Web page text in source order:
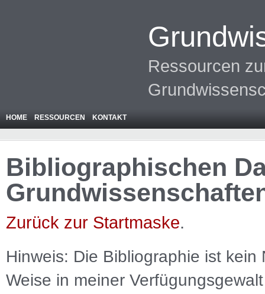
Ressourcen
HOME RESSOURCEN KONTAKT
Bibliographischen
Zurück zur Startmaske.
Hinweis: Die Bibliographie ist kein
Weise in meiner